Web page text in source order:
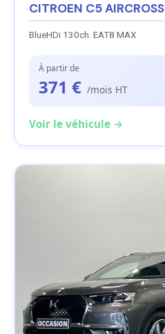
CITROEN C5 AIRCROSS
BlueHDi 130ch. EAT8 MAX
À partir de
371 € /mois HT
Voir le véhicule →